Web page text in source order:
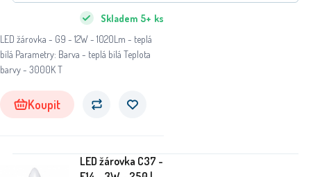
LED žárovka - G9 - 12W - 1020Lm - teplá
bílá Parametry: Barva - teplá bílá Teplota
barvy - 3000K T
Skladem 5+ ks
Koupit
LED žárovka C37 -